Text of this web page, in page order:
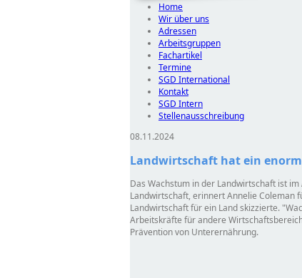
Home
Wir über uns
Adressen
Arbeitsgruppen
Fachartikel
Termine
SGD International
Kontakt
SGD Intern
Stellenausschreibung
08.11.2024
Landwirtschaft hat ein
Das Wachstum in der Landwirtschaft ist
Landwirtschaft, erinnert Annelie Coleman
Landwirtschaft für ein Land skizzierte.
Arbeitskräfte für andere
Prävention von Unterernährung.